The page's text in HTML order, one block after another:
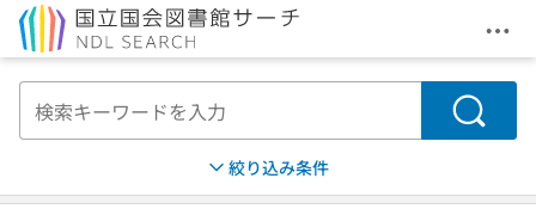
メ
検索
絞り込み条件